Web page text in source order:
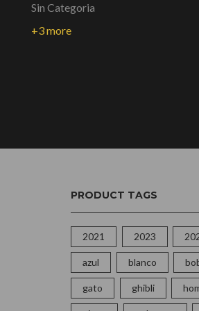
Sin Categoria
+3 more
PRODUCT TAGS
2021 2023
azul blanco
gato ghibli